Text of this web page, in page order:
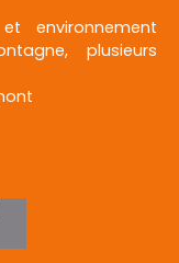
environnement
plusieurs